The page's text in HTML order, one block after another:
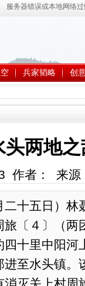
兵家韬略 创
两地
作者： 来
二十五日）
〔４〕（两
十里中阳河
至水头镇。